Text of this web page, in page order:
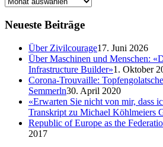
Neueste Beiträge
Über Zivilcourage17. Juni 2026
Über Maschinen und Menschen:
Infrastructure Builder»1. Oktober
Corona-Trouvaille:
Semmerln30. April 2020
«Erwarten Sie nicht von mir, dass
Transkript zu Michael Köhlmeiers
Republic of Europe as the
2017